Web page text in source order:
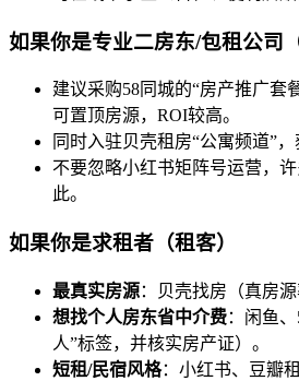
如果你是专业二房东/包租公司
建议采购58同城的“房产推广套
可置顶房源，ROI较高。
同时入驻贝壳租房“公寓频道”，
不要忽略小红书矩阵号运营，
此。
如果你是求租者（租客）
最真实房源：贝壳找房（真房源
想找个人房东省中介费：闲鱼
人”标签，并核实房产证）。
短租/民宿风格：小红书、豆瓣